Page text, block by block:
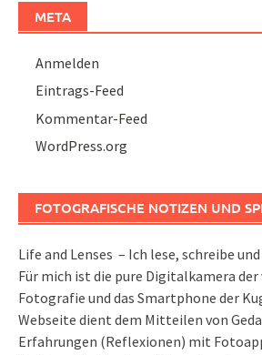
META
Anmelden
Eintrags-Feed
Kommentar-Feed
WordPress.org
FOTOGRAFISCHE NOTIZEN UND
Life and Lenses – Ich lese, schreibe
Für mich ist die pure Digitalkamera
Fotografie und das Smartphone der
Webseite dient dem Mitteilen von
Erfahrungen (Reflexionen) mit